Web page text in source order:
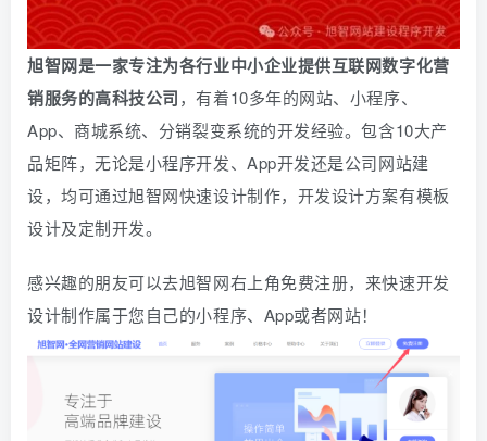
旭智网是一家专注为各行业中小企业提供互联网数字化营
销服务的高科技公司，有着10多年的网站、小程序、
App、商城系统、 分销裂变系统的开发经验。包含10大产
品矩阵，无论是小程序开发、App开发还是公司网站建
设，均可通过旭智网快速设计制作，开发设计方案有模板
设计及定制开发。
感兴趣的朋友可以去旭智网右上角免费注册， 来快速开发
设计制作属于您自己的小程序、App或者网站！